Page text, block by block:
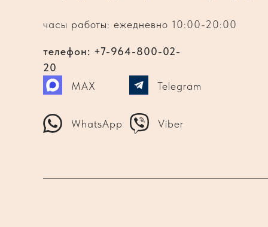
часы работы: ежедневно 10:00-20:00
WhatsApp Viber
Telegram
MAX
телефон: +7-964-800-02-
20